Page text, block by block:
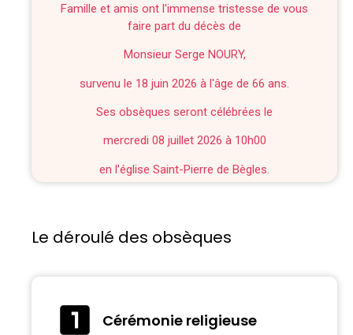
Famille et amis ont l'immense tristesse de vous
faire part du décès de
Monsieur Serge NOURY,
survenu le 18 juin 2026 à l'âge de 66 ans.
Ses obsèques seront célébrées le
mercredi 08 juillet 2026 à 10h00
en l'église Saint-Pierre de Bègles.
Le déroulé des obsèques
Cérémonie religieuse